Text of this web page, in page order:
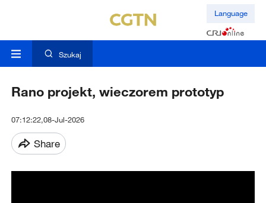
Language
Szukaj
Rano projekt, wieczorem prototyp
07:12:22,08-Jul-2026
Share